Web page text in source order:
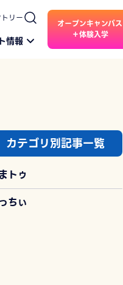
リー
情報
オープンキャンパス
＋体験入学
カテゴリ別記事一覧
トゥ
ちぃ